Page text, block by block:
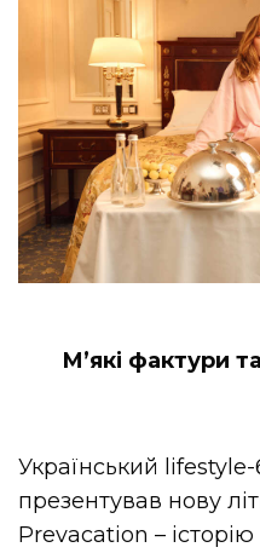
М’які фактури
Український
презентував нову
Prevacation –